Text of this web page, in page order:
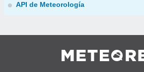
API de Meteorología